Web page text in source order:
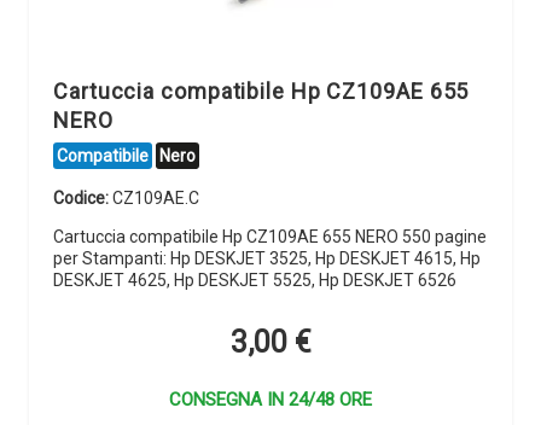
Cartuccia compatibile Hp CZ109AE 655
NERO
Compatibile Nero
Codice:CZ109AE.C
Cartuccia compatibile Hp CZ109AE 655 NERO 550 pagine
per Stampanti: Hp DESKJET 3525, Hp DESKJET 4615, Hp
DESKJET 4625, Hp DESKJET 5525, Hp DESKJET 6526
3,00 €
CONSEGNA IN 24/48 ORE